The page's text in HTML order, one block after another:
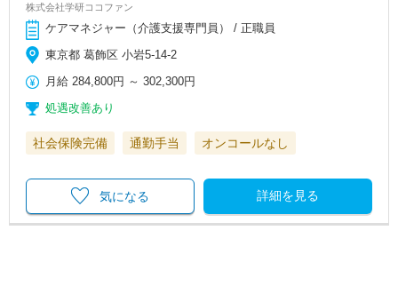
株式会社学研ココファン
ケアマネジャー（介護支援専門員） / 正職員
東京都 葛飾区 小岩5-14-2
月給 284,800円 ～302,300円
処遇改善あり
社会保険完備 通勤手当 オンコールなし
詳細を見る
気になる